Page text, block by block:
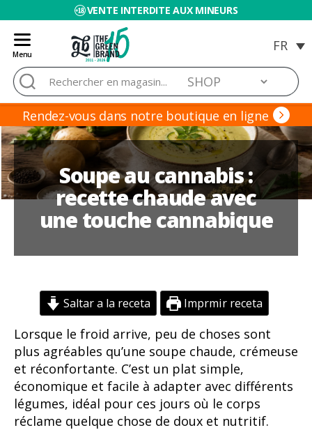
VENTE INTERDITE AUX MINEURS
Menu
Blog
de
Grow
Barato
Rechercher :
Rendez-vous dans notre boutique en ligne
Soupe au cannabis :
recette chaude avec
une touche cannabique
Saltar a la receta Imprmir receta
Lorsque le froid arrive, peu de choses sont
plus agréables qu’une soupe chaude, crémeuse
et réconfortante. C’est un plat simple,
économique et facile à adapter avec différents
légumes, idéal pour ces jours où le corps
réclame quelque chose de doux et nutritif.